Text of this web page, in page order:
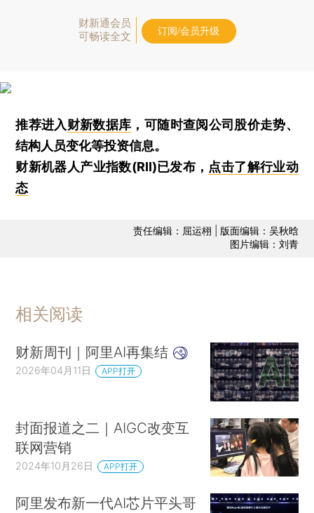
财新通会员
可畅读全文
订阅/会员升级
推荐进入财新数据库 ，可随时查阅公司股价走势、
结构人员变化等投资信息。
财新机器人产业指数(RII)已发布， 点击了解行业动
态
责任编辑：屈运栩 | 版面编辑：吴秋晗
图片编辑：刘青
相关阅读
财新周刊｜阿里AI再集结
2026年04月11日 APP打开
封面报道之二｜AIGC改变互
联网营销
2024年10月26日 APP打开
阿里发布新一代AI芯片平头哥